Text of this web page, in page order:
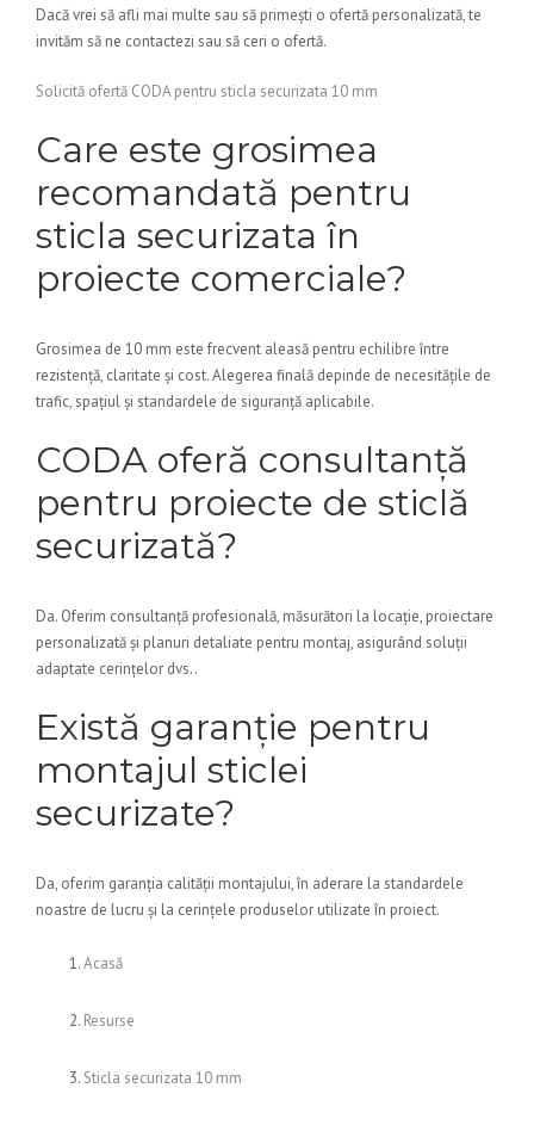
Dacă vrei să afli mai multe sau să primești o ofertă personalizată, te
invităm să ne contactezi sau să ceri o ofertă.
Solicită ofertă CODA pentru sticla securizata 10 mm
Care este grosimea
recomandată pentru
sticla securizata în
proiecte comerciale?
Grosimea de 10 mm este frecvent aleasă pentru echilibre între
rezistență, claritate și cost. Alegerea finală depinde de necesitățile de
trafic, spațiul și standardele de siguranță aplicabile.
CODA oferă consultanță
pentru proiecte de sticlă
securizată?
Da. Oferim consultanță profesională, măsurători la locație, proiectare
personalizată și planuri detaliate pentru montaj, asigurând soluții
adaptate cerințelor dvs..
Există garanție pentru
montajul sticlei
securizate?
Da, oferim garanția calității montajului, în aderare la standardele
noastre de lucru și la cerințele produselor utilizate în proiect.
Acasă
Resurse
Sticla securizata 10 mm